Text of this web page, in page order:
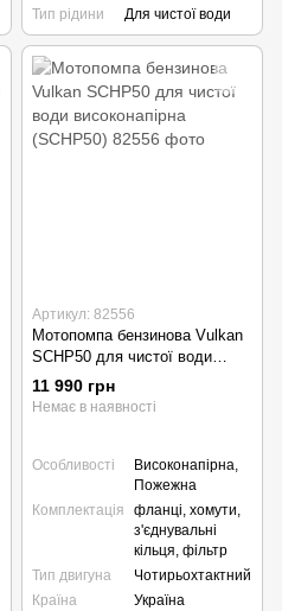
Тип рідини Для чистої води
Артикул: 82556
Мотопомпа бензинова Vulkan
SCHP50 для чистої води
високонапірна (SCHP50)
11 990 грн
Немає в наявності
Особливості
Високонапірна,
Пожежна
Комплектація
фланці, хомути,
з'єднувальні
кільця, фільтр
Тип двигуна
Чотирьохтактний
Країна
Україна